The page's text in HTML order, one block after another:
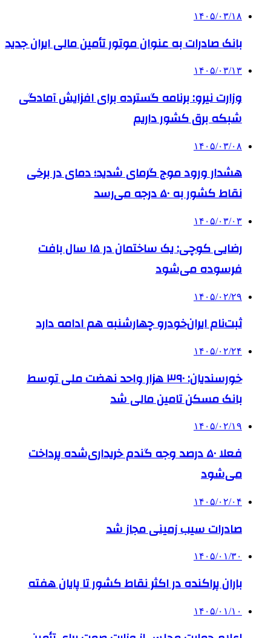
۱۴۰۵/۰۳/۱۸
بانک صادرات به‌ عنوان موتور تأمین مالی ایران جدید
۱۴۰۵/۰۳/۱۳
وزارت نیرو: برنامه‌ گسترده برای افزایش آمادگی
شبکه برق کشور داریم
۱۴۰۵/۰۳/۰۸
هشدار ورود موج گرمای شدید؛ دمای در برخی
نقاط کشور به ۵۰ درجه می‌رسد
۱۴۰۵/۰۳/۰۳
رضایی کوچی: یک ساختمان در ۱۵ سال بافت
فرسوده می‌شود
۱۴۰۵/۰۲/۲۹
ثبت‌نام ایران‌خودرو چهارشنبه هم ادامه دارد
۱۴۰۵/۰۲/۲۴
خورسندیان: ۳۹۰ هزار واحد نهضت ملی توسط
بانک مسکن تامین مالی شد
۱۴۰۵/۰۲/۱۹
فعلا ۵۰ درصد وجه گندم خریداری‌شده پرداخت
می‌شود
۱۴۰۵/۰۲/۰۴
صادرات سیب زمینی مجاز شد
۱۴۰۵/۰۱/۳۰
باران پراکنده در اکثر نقاط کشور تا پایان هفته
۱۴۰۵/۰۱/۱۰